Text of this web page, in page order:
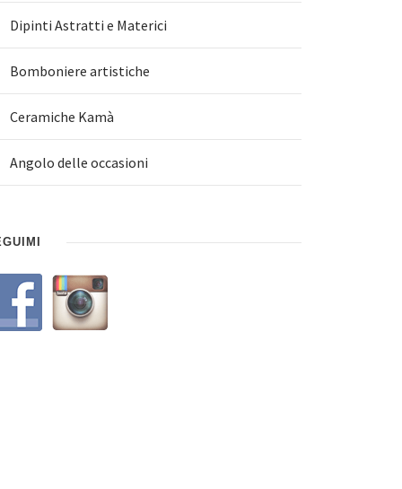
Dipinti Astratti e Materici
Bomboniere artistiche
Ceramiche Kamà
Angolo delle occasioni